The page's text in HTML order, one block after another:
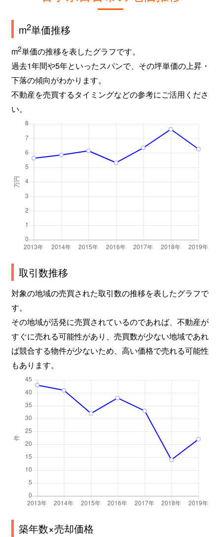
m2単価推移
m2単価の推移を表したグラフです。
過去1年間や5年といったスパンで、その坪単価の上昇・
下落の傾向がわかります。
不動産を売買するタイミングなどの参考にご活用くださ
い。
取引数推移
対象の地域の売買された取引数の推移を表したグラフで
す。
その地域が活発に売買されているのであれば、不動産が
すぐに売れる可能性があり、売買数が少ない地域であれ
ば競合する物件が少ないため、高い価格で売れる可能性
もあります。
築年数×売却価格